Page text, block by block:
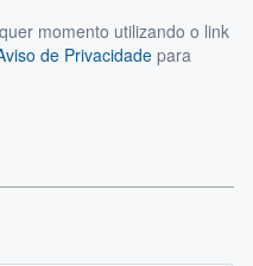
momento utilizando o link
de Privacidade para